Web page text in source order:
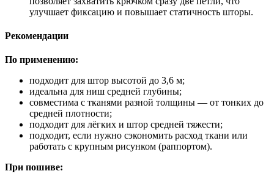
улучшает фиксацию и повышает статичность шторы.
Рекомендации
По применению:
подходит для штор высотой до 3,6 м;
идеальна для ниш средней глубины;
совместима с тканями разной толщины — от тонких до
средней плотности;
подходит для лёгких и штор средней тяжести;
подходит, если нужно сэкономить расход ткани или
работать с крупным рисунком (раппортом).
При пошиве: